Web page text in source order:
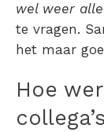
wel weer
te vragen.
het maar
Hoe